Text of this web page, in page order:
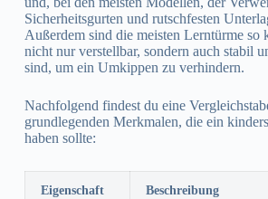
Sicherheitsgurten und rutschfesten
Außerdem sind die meisten Lerntürme so
nicht nur verstellbar, sondern auch stabil
sind, um ein Umkippen zu verhindern.
Nachfolgend findest du eine
grundlegenden Merkmalen, die ein
haben sollte:
Eigenschaft Beschreibung